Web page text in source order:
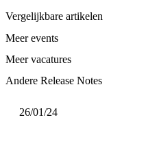
Vergelijkbare artikelen
Meer events
Meer vacatures
Andere Release Notes
26/01/24